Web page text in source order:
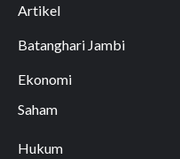
Artikel
Batanghari Jambi
Ekonomi
Saham
Hukum